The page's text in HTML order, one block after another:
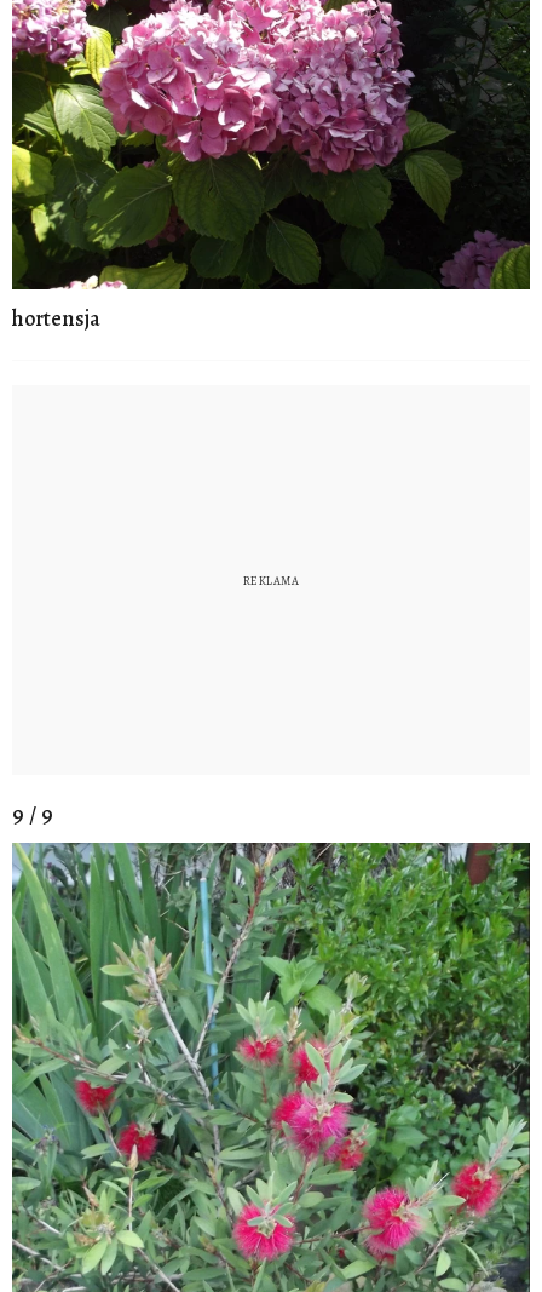
hortensja
9 / 9